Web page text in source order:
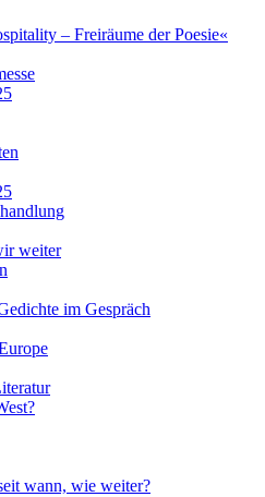
– Freiräume der Poesie«
weiter
im Gespräch
wann, wie weiter?